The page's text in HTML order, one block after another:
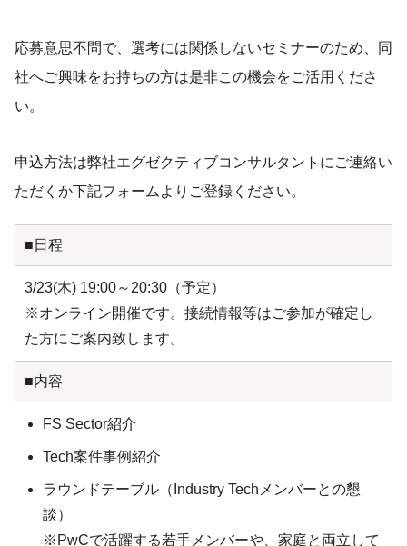
応募意思不問で、選考には関係しないセミナーのため、同
社へご興味をお持ちの方は是非この機会をご活用くださ
い。
申込方法は弊社エグゼクティブコンサルタントにご連絡い
ただくか下記フォームよりご登録ください。
■日程
3/23(木) 19:00～20:30（予定）
※オンライン開催です。接続情報等はご参加が確定し
た方にご案内致します。
■内容
FS Sector紹介
Tech案件事例紹介
ラウンドテーブル（Industry Techメンバーとの懇
談）
※PwCで活躍する若手メンバーや、家庭と両立して